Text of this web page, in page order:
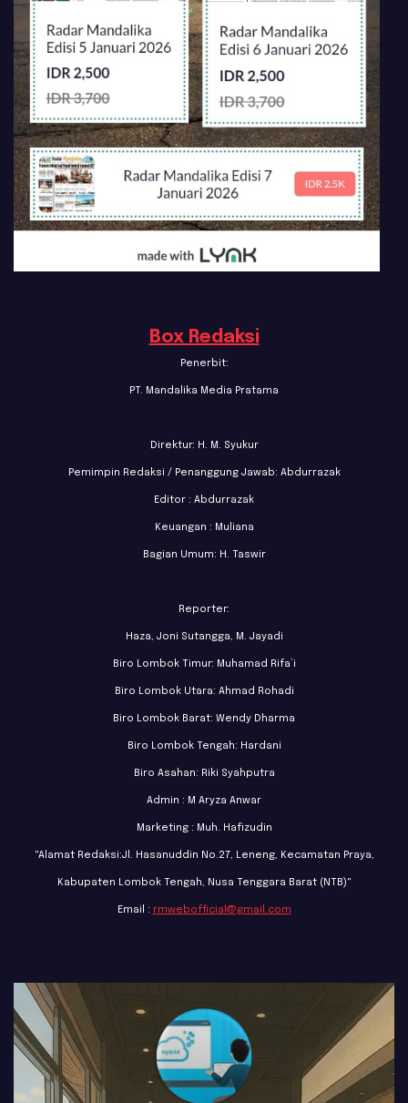
Box Redaksi
Penerbit:
PT. Mandalika Media Pratama
Direktur: H. M. Syukur
Pemimpin Redaksi / Penanggung Jawab: Abdurrazak
Editor : Abdurrazak
Keuangan : Muliana
Bagian Umum: H. Taswir
Reporter:
Haza, Joni Sutangga, M. Jayadi
Biro Lombok Timur: Muhamad Rifa’i
Biro Lombok Utara: Ahmad Rohadi
Biro Lombok Barat: Wendy Dharma
Biro Lombok Tengah: Hardani
Biro Asahan: Riki Syahputra
Admin : M Aryza Anwar
Marketing : Muh. Hafizudin
"Alamat Redaksi:Jl. Hasanuddin No.27, Leneng, Kecamatan Praya,
Kabupaten Lombok Tengah, Nusa Tenggara Barat (NTB)"
Email : rmwebofficial@gmail.com